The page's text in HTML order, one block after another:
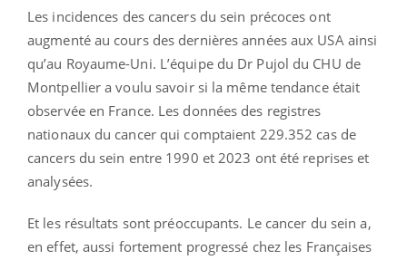
Les incidences des cancers du sein précoces ont
augmenté au cours des dernières années aux USA ainsi
qu’au Royaume-Uni. L’équipe du Dr Pujol du CHU de
Montpellier a voulu savoir si la même tendance était
observée en France. Les données des registres
nationaux du cancer qui comptaient 229.352 cas de
cancers du sein entre 1990 et 2023 ont été reprises et
analysées.
Et les résultats sont préoccupants. Le cancer du sein a,
en effet, aussi fortement progressé chez les Françaises